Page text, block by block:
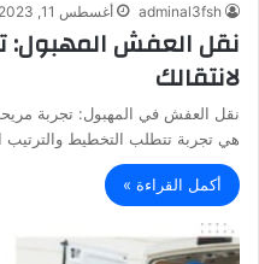
adminal3fsh أغسطس 11, 2023
نقل العفش المهبول:
لانتقالك
نقل العفش في المهبول: تجربة
هي تجربة تتطلب التخطيط
أكمل القراءة »